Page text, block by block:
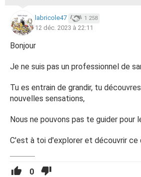
labricole47 1 258
12 déc. 2023 à 22:11
Bonjour
Je ne suis pas un professionnel de
Tu es entrain de grandir, tu
nouvelles sensations,
Nous ne pouvons pas te guider pour
C'est à toi d'explorer et découvrir ce
0